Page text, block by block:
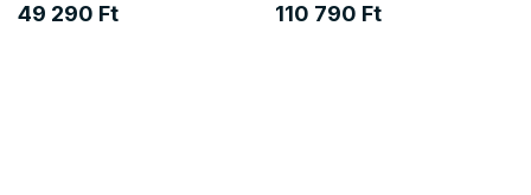
49 290 Ft 110 790 Ft